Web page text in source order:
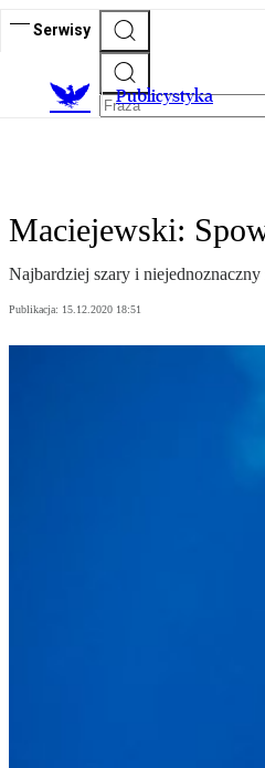
Serwisy
Publicystyka
Maciejewski:
Najbardziej szary i
Publikacja: 15.12.2020 18:51